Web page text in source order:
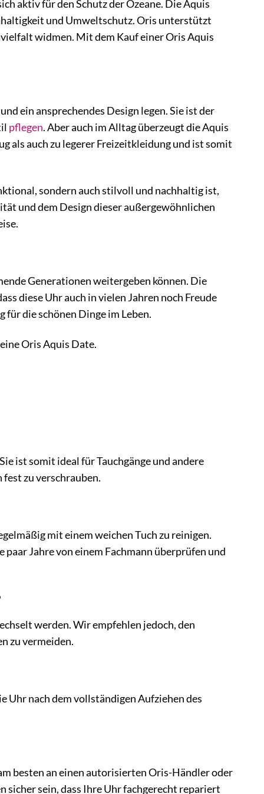
aktiv für den Schutz der Ozeane. Die Aquis
und Umweltschutz. Oris unterstützt
widmen. Mit dem Kauf einer Oris Aquis
ein ansprechendes Design legen. Sie ist der
pflegen. Aber auch im Alltag überzeugt die Aquis
als auch zu legerer Freizeitkleidung und ist somit
sondern auch stilvoll und nachhaltig ist,
und dem Design dieser außergewöhnlichen
Generationen weitergeben können. Die
diese Uhr auch in vielen Jahren noch Freude
die schönen Dinge im Leben.
Oris Aquis Date.
ist somit ideal für Tauchgänge und andere
zu verschrauben.
mit einem weichen Tuch zu reinigen.
Jahre von einem Fachmann überprüfen und
werden. Wir empfehlen jedoch, den
zu vermeiden.
Uhr nach dem vollständigen Aufziehen des
besten an einen autorisierten Oris-Händler oder
sein, dass Ihre Uhr fachgerecht repariert